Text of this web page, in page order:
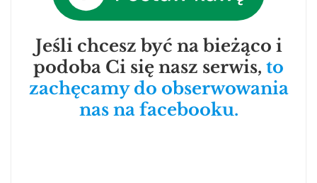
Jeśli chcesz być na bieżąco i
podoba Ci się nasz serwis, to
zachęcamy do obserwowania
nas na facebooku.